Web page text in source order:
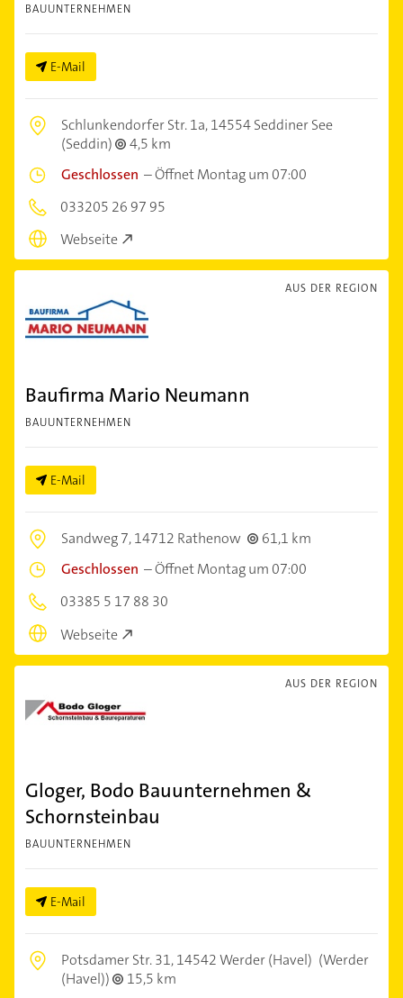
BAUUNTERNEHMEN
E-Mail
Schlunkendorfer Str. 1a,14554 Seddiner See
(Seddin)
4,5 km
Geschlossen –Öffnet Montag um 07:00
033205 26 97 95
Webseite
AUS DER REGION
Baufirma Mario Neumann
BAUUNTERNEHMEN
E-Mail
Sandweg 7,14712 Rathenow
61,1 km
Geschlossen –Öffnet Montag um 07:00
03385 5 17 88 30
Webseite
AUS DER REGION
Gloger, Bodo Bauunternehmen &
Schornsteinbau
BAUUNTERNEHMEN
E-Mail
Potsdamer Str. 31,14542 Werder (Havel) (Werder
(Havel))
15,5 km